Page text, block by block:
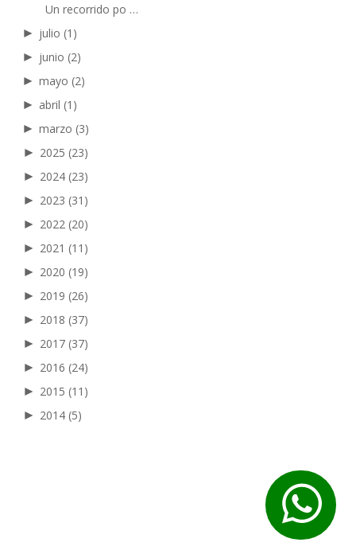
Un recorrido po …
► julio (1)
► junio (2)
► mayo (2)
► abril (1)
► marzo (3)
► 2025 (23)
► 2024 (23)
► 2023 (31)
► 2022 (20)
► 2021 (11)
► 2020 (19)
► 2019 (26)
► 2018 (37)
► 2017 (37)
► 2016 (24)
► 2015 (11)
► 2014 (5)